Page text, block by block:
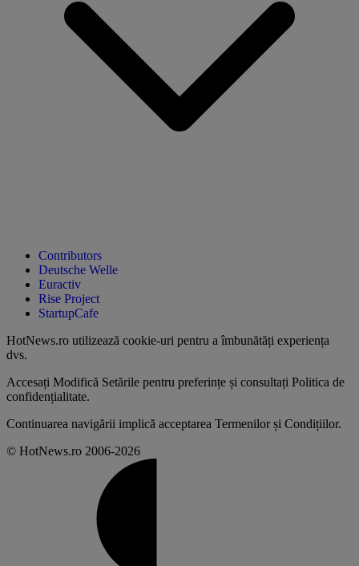
Contributors
Deutsche Welle
Euractiv
Rise Project
StartupCafe
HotNews.ro utilizează cookie-uri pentru a îmbunătăți experiența
dvs.
Accesați Modifică Setările pentru preferințe și consultați Politica de
confidențialitate.
Continuarea navigării implică acceptarea Termenilor și Condițiilor.
© HotNews.ro 2006-2026